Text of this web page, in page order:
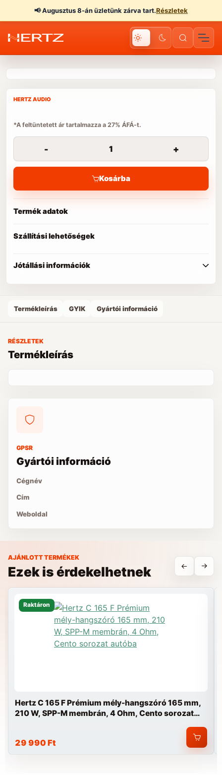
📢Augusztus 8-án üzletünk zárva tart.Részletek
HERTZ AUDIO
*A feltüntetett ár tartalmazza a 27% ÁFÁ-t.
- +
Kosárba
Termék adatok
Szállítási lehetőségek
Jótállási információk
Termékleírás GYIK Gyártói információ
RÉSZLETEK
Termékleírás
GPSR
Gyártói információ
Cégnév
Cím
Weboldal
AJÁNLOTT TERMÉKEK
Ezek is érdekelhetnek
Raktáron
Hertz C 165 F Prémium mély-hangszóró 165 mm,
210 W, SPP-M membrán, 4 Ohm, Cento sorozat
29 990 Ft